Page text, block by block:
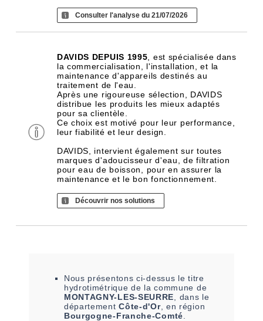
Consulter l'analyse du 21/07/2026
DAVIDS DEPUIS 1995 , est spécialisée dans
la commercialisation, l'installation, et la
maintenance d'appareils destinés au
traitement de l'eau.
Après une rigoureuse sélection, DAVIDS
distribue les produits les mieux adaptés
pour sa clientèle.
Ce choix est motivé pour leur performance,
leur fiabilité et leur design.
DAVIDS, intervient également sur toutes
marques d'adoucisseur d'eau, de filtration
pour eau de boisson, pour en assurer la
maintenance et le bon fonctionnement.
Découvrir nos solutions
Nous présentons ci-dessus le titre
hydrotimétrique de la commune de
MONTAGNY-LES-SEURRE , dans le
départementCôte-d'Or, en région
Bourgogne-Franche-Comté